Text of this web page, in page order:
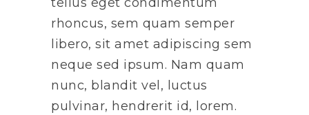
rhoncus, sem quam semper
libero, sit amet adipiscing sem
neque sed ipsum. Nam quam
nunc, blandit vel, luctus
pulvinar, hendrerit id, lorem.